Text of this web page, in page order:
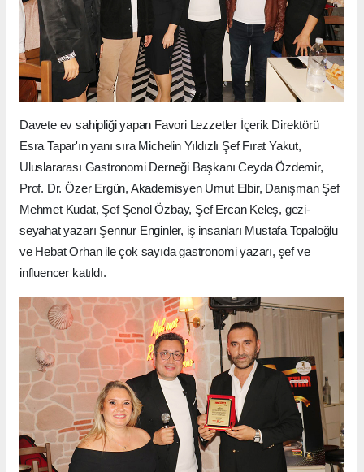
Davete ev sahipliği yapan Favori Lezzetler İçerik Direktörü
Esra Tapar'ın yanı sıra Michelin Yıldızlı Şef Fırat Yakut,
Uluslararası Gastronomi Derneği Başkanı Ceyda Özdemir,
Prof. Dr. Özer Ergün, Akademisyen Umut Elbir, Danışman Şef
Mehmet Kudat, Şef Şenol Özbay, Şef Ercan Keleş, gezi-
seyahat yazarı Şennur Enginler, iş insanları Mustafa Topaloğlu
ve Hebat Orhan ile çok sayıda gastronomi yazarı, şef ve
influencer katıldı.